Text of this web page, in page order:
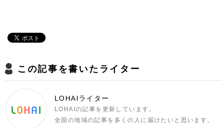
この記事を書いたライター
LOHAIライター
LOHAIの記事を更新しています。
全国の地域の記事を多くの人に届けたいと思います。